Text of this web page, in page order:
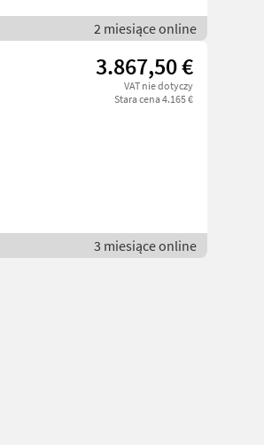
2 miesiące online
3.867,50 €
VAT nie dotyczy
Stara cena 4.165 €
3 miesiące online